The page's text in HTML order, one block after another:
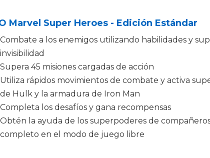
Marvel Super Heroes - Edición Estándar
Combate a los enemigos utilizando habilidades y
invisibilidad
Supera 45 misiones cargadas de acción
Utiliza rápidos movimientos de combate y activa
de Hulk y la armadura de Iron Man
Completa los desafíos y gana recompensas
Obtén la ayuda de los superpoderes de
completo en el modo de juego libre